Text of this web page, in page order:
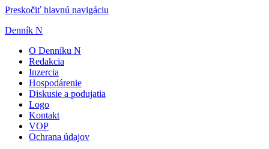
Preskočiť hlavnú navigáciu
Denník N
O Denníku N
Redakcia
Inzercia
Hospodárenie
Diskusie a podujatia
Logo
Kontakt
VOP
Ochrana údajov